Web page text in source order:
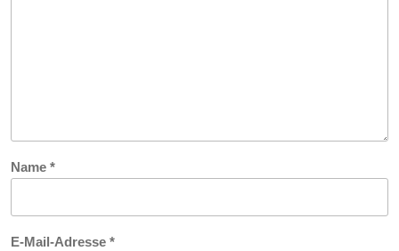
Name *
E-Mail-Adresse *